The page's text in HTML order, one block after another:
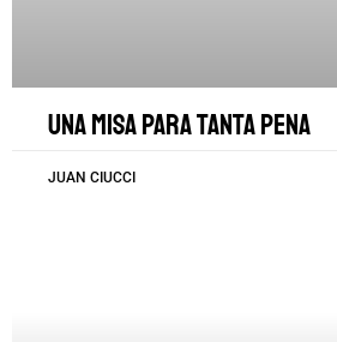
Una misa para tanta pena
JUAN CIUCCI